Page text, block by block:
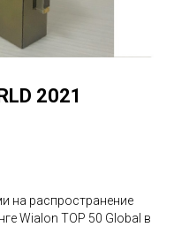
2021
на распространение
Wialon TOP 50 Global в